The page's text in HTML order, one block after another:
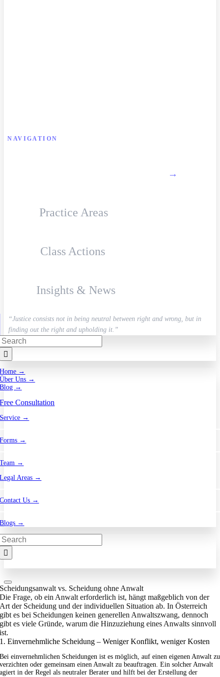
NAVIGATION
→
Practice Areas
Class Actions
Insights & News
“Justice consists not in being neutral between right and wrong, but in
finding out the right and upholding it.”
Home →
Über Uns →
Blog →
Free Consultation
Service →
Forms →
Team →
Legal Areas →
Contact Us →
Blogs →
Scheidungsanwalt vs. Scheidung ohne Anwalt
Die Frage, ob ein Anwalt erforderlich ist, hängt maßgeblich von der
Art der Scheidung und der individuellen Situation ab. In Österreich
gibt es bei Scheidungen keinen generellen Anwaltszwang, dennoch
gibt es viele Gründe, warum die Hinzuziehung eines Anwalts sinnvoll
ist.
1. Einvernehmliche Scheidung – Weniger Konflikt, weniger Kosten
Bei einvernehmlichen Scheidungen ist es möglich, auf einen eigenen Anwalt zu
verzichten oder gemeinsam einen Anwalt zu beauftragen. Ein solcher Anwalt
agiert in der Regel als neutraler Berater und hilft bei der Erstellung der